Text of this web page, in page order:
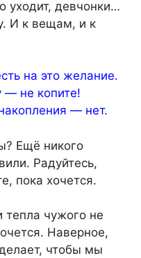
уходит, девчонки…
И к вещам, и к
на это желание.
— не копите!
— нет.
Ещё никого
Радуйтесь,
пока хочется.
тепла чужого не
Наверное,
чтобы мы